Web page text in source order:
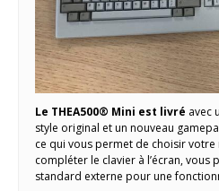
Le THEA500® Mini est livré avec
style original et un nouveau
ce qui vous permet de choisir
compléter le clavier à l’écran, vous
standard externe pour une